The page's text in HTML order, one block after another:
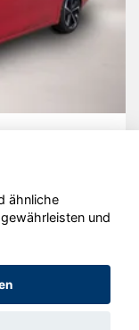
- 2026
ähnliche
und